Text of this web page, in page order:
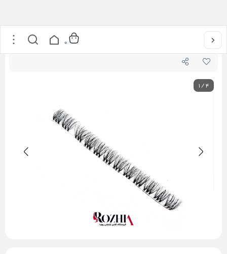
خانه مژه ریسه ای فیشر مدل فلورانس
0
1/4